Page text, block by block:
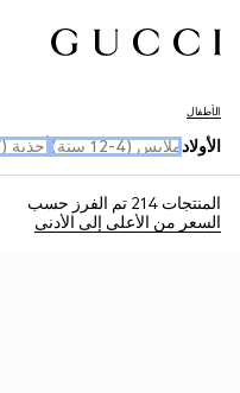
الأطفال
الأولادملابس (4-12 سنة) أحذية (27-33)
المنتجات 214
تم الفرز حسب
السعر من الأعلى إلى الأدنى